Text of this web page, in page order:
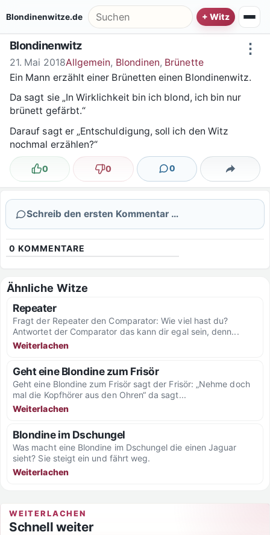
Blondinenwitze.de Suche nach:
⋮
Blondinenwitz
21. Mai 2018Allgemein, Blondinen, Brünette
Ein Mann erzählt einer Brünetten einen Blondinenwitz.
Da sagt sie „In Wirklichkeit bin ich blond, ich bin nur
brünett gefärbt.“
Darauf sagt er „Entschuldigung, soll ich den Witz
nochmal erzählen?“
Lustig
0 Nicht lustig
0 0
Kommentare Teilen
Schreib den ersten Kommentar …
0 KOMMENTARE
Ähnliche Witze
Repeater
Fragt der Repeater den Comparator: Wie viel hast du?
Antwortet der Comparator das kann dir egal sein, denn...
Weiterlachen
Geht eine Blondine zum Frisör
Geht eine Blondine zum Frisör sagt der Frisör: „Nehme doch
mal die Kopfhörer aus den Ohren“ da sagt...
Weiterlachen
Blondine im Dschungel
Was macht eine Blondine im Dschungel die einen Jaguar
sieht? Sie steigt ein und fährt weg.
Weiterlachen
WEITERLACHEN
Schnell weiter